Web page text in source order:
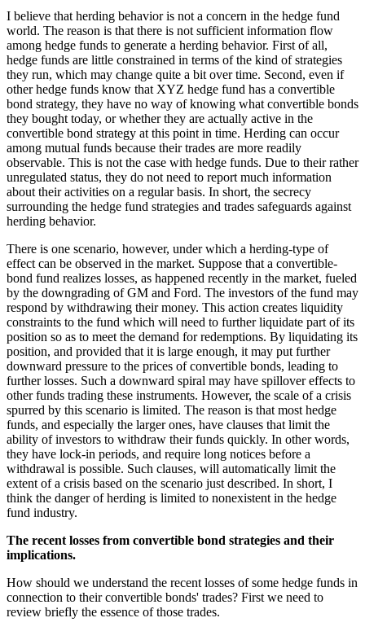
I believe that herding behavior is not a concern in the hedge fund
world. The reason is that there is not sufficient information flow
among hedge funds to generate a herding behavior. First of all,
hedge funds are little constrained in terms of the kind of strategies
they run, which may change quite a bit over time. Second, even if
other hedge funds know that XYZ hedge fund has a convertible
bond strategy, they have no way of knowing what convertible bonds
they bought today, or whether they are actually active in the
convertible bond strategy at this point in time. Herding can occur
among mutual funds because their trades are more readily
observable. This is not the case with hedge funds. Due to their rather
unregulated status, they do not need to report much information
about their activities on a regular basis. In short, the secrecy
surrounding the hedge fund strategies and trades safeguards against
herding behavior.
There is one scenario, however, under which a herding-type of
effect can be observed in the market. Suppose that a convertible-
bond fund realizes losses, as happened recently in the market, fueled
by the downgrading of GM and Ford. The investors of the fund may
respond by withdrawing their money. This action creates liquidity
constraints to the fund which will need to further liquidate part of its
position so as to meet the demand for redemptions. By liquidating its
position, and provided that it is large enough, it may put further
downward pressure to the prices of convertible bonds, leading to
further losses. Such a downward spiral may have spillover effects to
other funds trading these instruments. However, the scale of a crisis
spurred by this scenario is limited. The reason is that most hedge
funds, and especially the larger ones, have clauses that limit the
ability of investors to withdraw their funds quickly. In other words,
they have lock-in periods, and require long notices before a
withdrawal is possible. Such clauses, will automatically limit the
extent of a crisis based on the scenario just described. In short, I
think the danger of herding is limited to nonexistent in the hedge
fund industry.
The recent losses from convertible bond strategies and their
implications.
How should we understand the recent losses of some hedge funds in
connection to their convertible bonds' trades? First we need to
review briefly the essence of those trades.